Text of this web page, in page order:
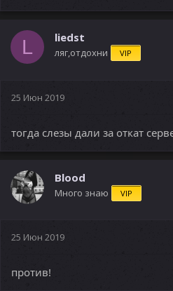
L liedst
ляг,отдохни VIP
25 Июн 2019
тогда слезы дали за откат
Blood
Много знаю VIP
25 Июн 2019
против!